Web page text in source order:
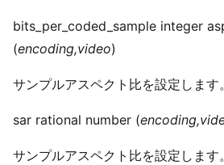
bits_per_coded_sample integer
(encoding,video)
サンプルアスペクト比を設定します。
sar rational number (
サンプルアスペクト比を設定しま